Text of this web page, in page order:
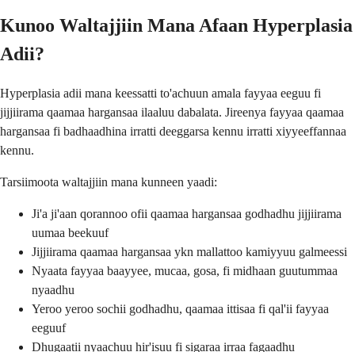
Kunoo Waltajjiin Mana Afaan Hyperplasia
Adii?
Hyperplasia adii mana keessatti to'achuun amala fayyaa eeguu fi
jijjiirama qaamaa hargansaa ilaaluu dabalata. Jireenya fayyaa qaamaa
hargansaa fi badhaadhina irratti deeggarsa kennu irratti xiyyeeffannaa
kennu.
Tarsiimoota waltajjiin mana kunneen yaadi:
Ji'a ji'aan qorannoo ofii qaamaa hargansaa godhadhu jijjiirama
uumaa beekuuf
Jijjiirama qaamaa hargansaa ykn mallattoo kamiyyuu galmeessi
Nyaata fayyaa baayyee, mucaa, gosa, fi midhaan guutummaa
nyaadhu
Yeroo yeroo sochii godhadhu, qaamaa ittisaa fi qal'ii fayyaa
eeguuf
Dhugaatii nyaachuu hir'isuu fi sigaraa irraa fagaadhu